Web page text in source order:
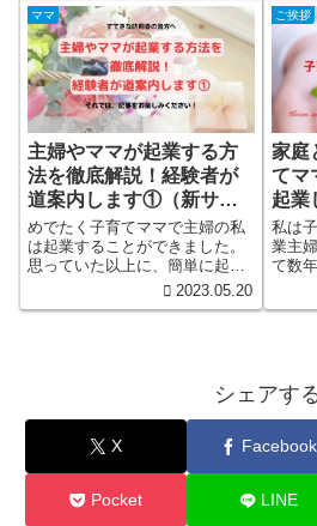
に参考になります。 初心者向け
の総合的な起業ガイド。マーケ
ットリサーチから資金調達、成
功へのヒントまで、起業家とし
ての第一歩を踏み出すために必
要な情報を網羅しています。
り返
職よ
いた
ママ
主婦やママが起業する方
法を徹底解説！経験者が
道案内します①（新サイ
ト）
めでたく子育てママで主婦の私
は起業することができました。
思っていた以上に、簡単に起業
することができたので正直ビッ
全２回にてお届けしたいと考え
ています。
2023.05.20
ご挨拶
家庭
てマ
起業
（新
私は
業主
て数
した
長や
よう
私が
業し
ます
いマ
にし
が起
シェアす
X Facebook
Pocket LINE